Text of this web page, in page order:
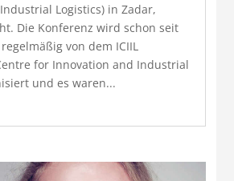
Logistics) in Zadar,
Die Konferenz wird schon seit
von dem ICIIL
for Innovation and Industrial
und es waren...